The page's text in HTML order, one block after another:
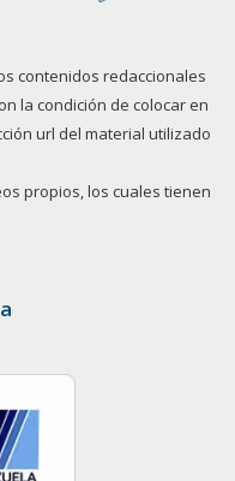
contenidos redaccionales
la condición de colocar en
url del material utilizado
propios, los cuales tienen